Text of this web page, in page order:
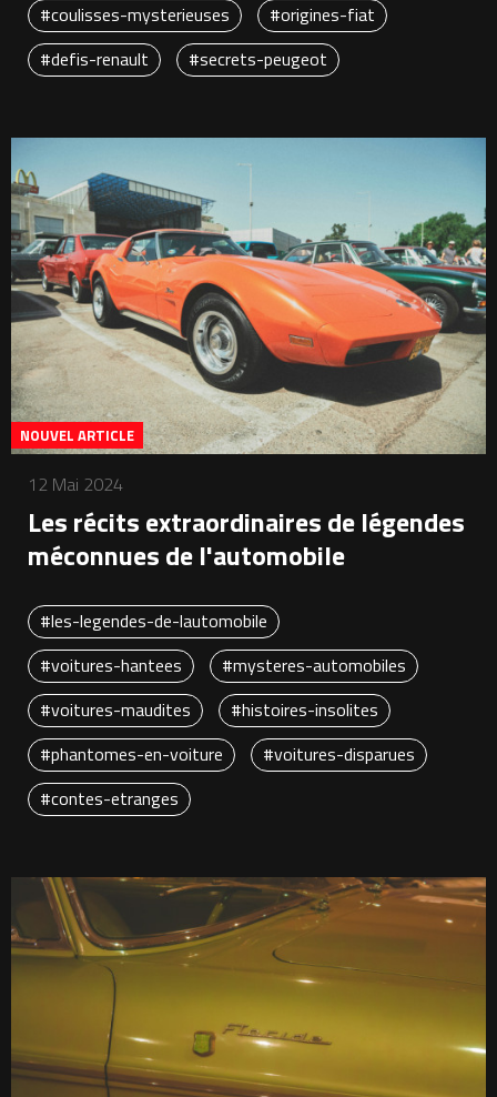
#coulisses-mysterieuses
#origines-fiat
#defis-renault
#secrets-peugeot
NOUVEL ARTICLE
12 Mai 2024
Les récits extraordinaires de légendes
méconnues de l'automobile
#les-legendes-de-lautomobile
#voitures-hantees
#mysteres-automobiles
#voitures-maudites
#histoires-insolites
#phantomes-en-voiture
#voitures-disparues
#contes-etranges